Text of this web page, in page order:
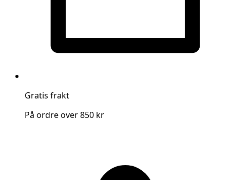
Gratis frakt
På ordre over 850 kr